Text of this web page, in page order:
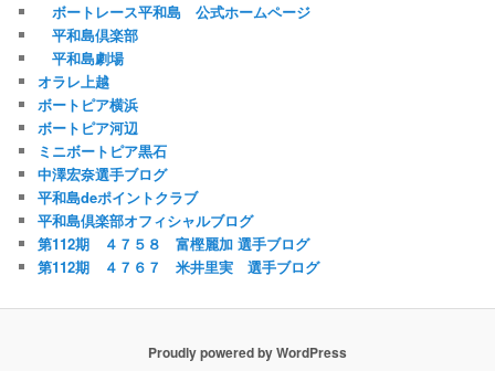
ボートレース平和島 公式ホームページ
平和島倶楽部
平和島劇場
オラレ上越
ボートピア横浜
ボートピア河辺
ミニボートピア黒石
中澤宏奈選手ブログ
平和島deポイントクラブ
平和島倶楽部オフィシャルブログ
第112期 ４７５８ 富樫麗加 選手ブログ
第112期 ４７６７ 米井里実 選手ブログ
Proudly powered by WordPress